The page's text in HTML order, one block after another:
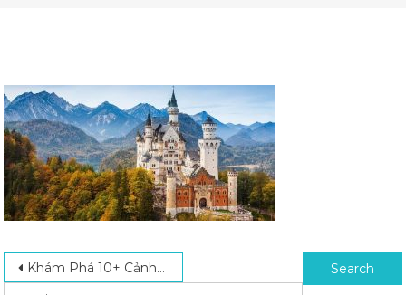
Post navigation
Khám Phá 10+ Cảnh Đẹp Ở Đức Không Làm Bạn Thất Vọng Search for: